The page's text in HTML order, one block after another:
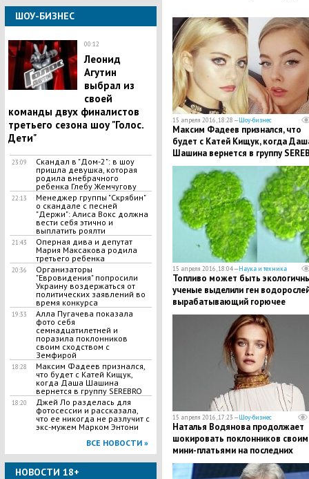
ШОУ-БИЗНЕС
00:12
Леонид
Агутин
выбрал из
своей
команды двух финалистов
третьего сезона шоу "Голос.
Дети"
23:09
Скандал в "Дом-2": в шоу
пришла девушка, которая
родила внебрачного
ребенка Глебу Жемчугову
22:13
Менеджер группы "Скрябин"
о скандале с песней
"Держи": Алиса Вокс должна
вести себя этично и
выплатить роялти
21:43
Оперная дива и депутат
Мария Максакова родила
третьего ребенка
20:36
Организаторы
"Евровидения" попросили
Украину воздержаться от
политических заявлений во
время конкурса
19:33
Алла Пугачева показала
фото себя
семнадцатилетней и
поразила поклонников
своим сходством с
Земфирой
18:28
Максим Фадеев признался,
что будет с Катей Кищук,
когда Даша Шашина
вернется в группу SEREBRO
18:20
Джей Ло разделась для
фотосессии и рассказала,
что ее никогда не разлучит с
экс-мужем Марком Энтони
ВСЕ НОВОСТИ »
НОВОСТИ 18+
15 апреля 2016, 18:28 —Шоу-бизнес
Максим Фадеев признался, что
будет с Катей Кищук, когда
Шашина вернется в группу
15 апреля 2016, 18:04 —Наука и техника
Топливо может быть
ученые выделили ген
вырабатывающий горючее
15 апреля 2016, 17:23 —Шоу-бизнес
Наталья Водянова продолжает
шокировать поклонников
мини-платьями на последних
месяцах беременности